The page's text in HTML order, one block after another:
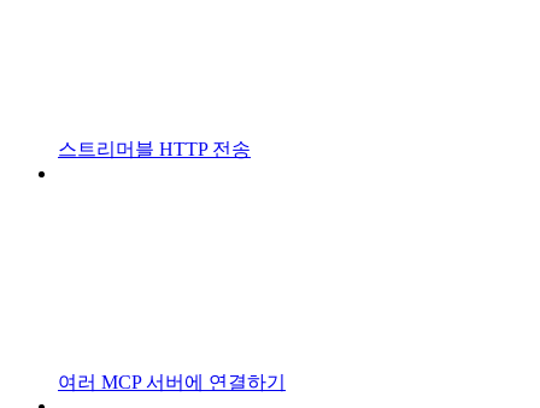
스트리머블 HTTP 전송
여러 MCP 서버에 연결하기